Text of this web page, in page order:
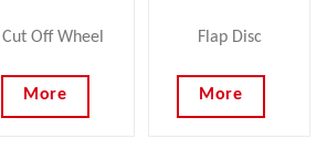
Cut Off Wheel
More
Flap Disc
More